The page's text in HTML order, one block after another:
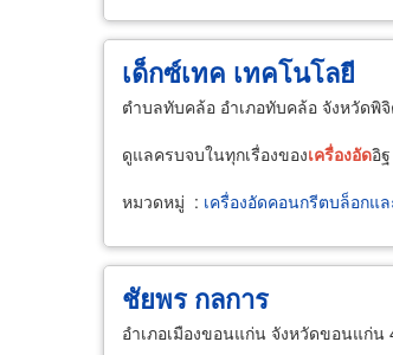
เด็กซ์เทค เทคโนโลยี
ตำบลทับคล้อ อำเภอทับคล้อ จังหวัดพิ
ดูแลครบจบในทุกเรื่องของเครื่องอัดอิฐ
หมวดหมู่ : เครื่องอัดคอนกรีตบล็อก
ชัยพร กลการ
อำเภอเมืองขอนแก่น จังหวัดขอนแก่น